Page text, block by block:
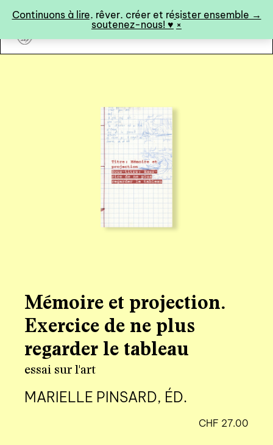
Continuons à lire, rêver, créer et résister ensemble →
soutenez-nous! ♥︎ ×
art&fiction
0
catalogue ↓
catalogue complet
éditions de tête
au-delà du livre ↓
artistes en résidence
lectures performées
Mémoire et projection.
Exercice de ne plus
regarder le tableau
essai sur l'art
MARIELLE PINSARD, ÉD.
CHF 27.00